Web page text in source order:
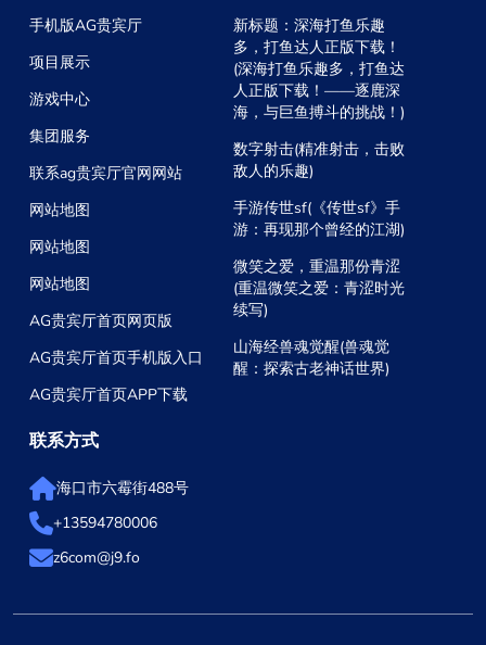
手机版AG贵宾厅
项目展示
游戏中心
集团服务
联系ag贵宾厅官网网站
网站地图
网站地图
网站地图
AG贵宾厅首页网页版
AG贵宾厅首页手机版入口
AG贵宾厅首页APP下载
新标题：深海打鱼乐趣
多，打鱼达人正版下载！
(深海打鱼乐趣多，打鱼达
人正版下载！——逐鹿深
海，与巨鱼搏斗的挑战！)
数字射击(精准射击，击败
敌人的乐趣)
手游传世sf(《传世sf》手
游：再现那个曾经的江湖)
微笑之爱，重温那份青涩
(重温微笑之爱：青涩时光
续写)
山海经兽魂觉醒(兽魂觉
醒：探索古老神话世界)
联系方式
海口市六霉街488号
+13594780006
z6com@j9.fo